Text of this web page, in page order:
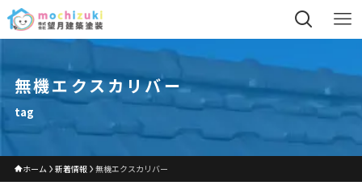
無機エクスカリバー
tag
ホーム 新着情報 無機エクスカリバー